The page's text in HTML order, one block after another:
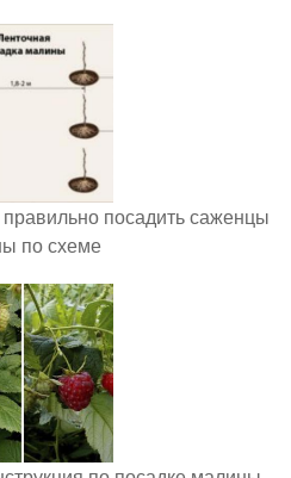
посадить саженцы
по схеме